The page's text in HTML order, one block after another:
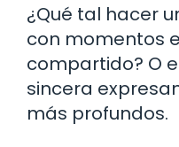
¿Qué tal hacer
con momentos
compartido? O
sincera
más profundos.